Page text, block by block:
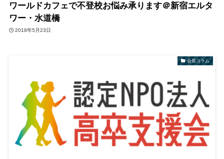
ワールドカフェで不登校お悩み承ります＠新宿エルタ
ワー・水道橋
2018年5月23日
会長コラム